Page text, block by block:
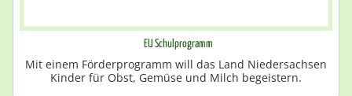
EU Schulprogramm
Mit einem Förderprogramm will das Land Niedersachsen
Kinder für Obst, Gemüse und Milch begeistern.